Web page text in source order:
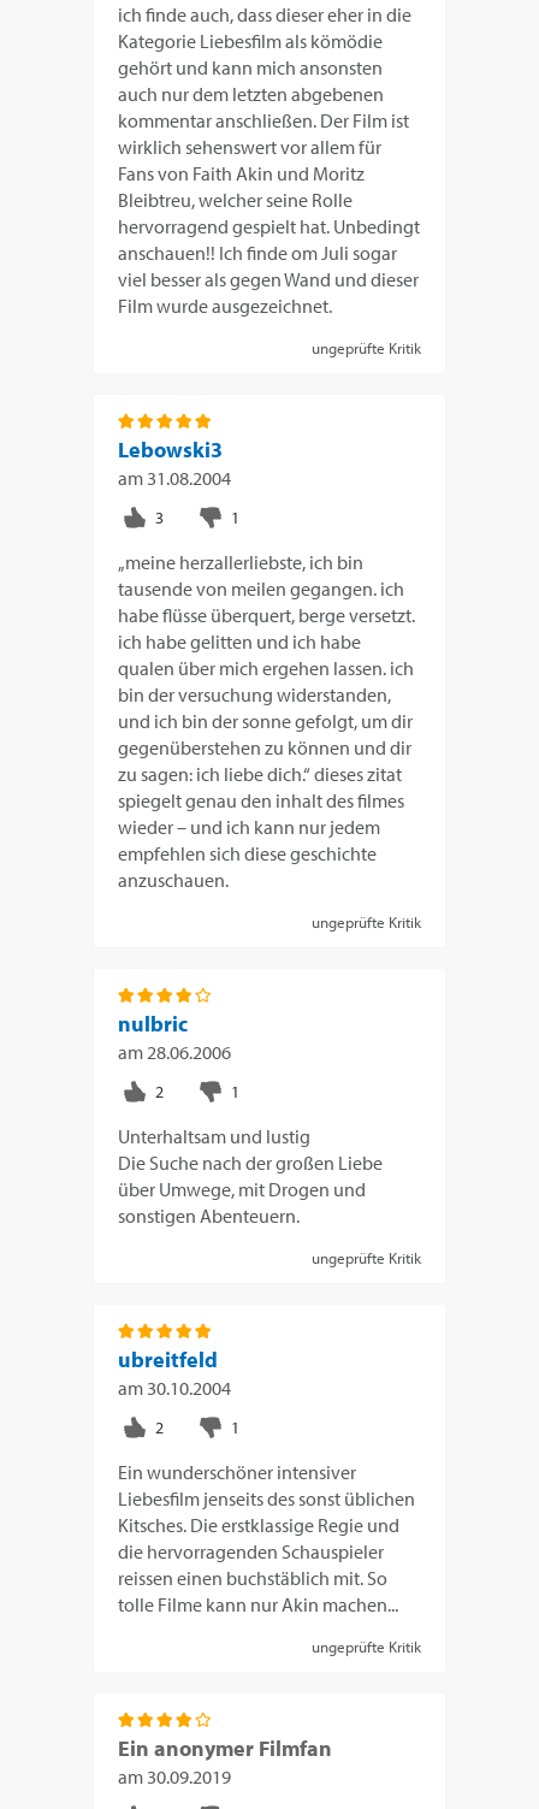
ich finde auch, dass dieser eher in die
Kategorie Liebesfilm als kömödie
gehört und kann mich ansonsten
auch nur dem letzten abgebenen
kommentar anschließen. Der Film ist
wirklich sehenswert vor allem für
Fans von Faith Akin und Moritz
Bleibtreu, welcher seine Rolle
hervorragend gespielt hat. Unbedingt
anschauen!! Ich finde om Juli sogar
viel besser als gegen Wand und dieser
Film wurde ausgezeichnet.
ungeprüfte Kritik
Lebowski3
am 31.08.2004
„meine herzallerliebste, ich bin
tausende von meilen gegangen. ich
habe flüsse überquert, berge versetzt.
ich habe gelitten und ich habe
qualen über mich ergehen lassen. ich
bin der versuchung widerstanden,
und ich bin der sonne gefolgt, um dir
gegenüberstehen zu können und dir
zu sagen: ich liebe dich.“ dieses zitat
spiegelt genau den inhalt des filmes
wieder – und ich kann nur jedem
empfehlen sich diese geschichte
anzuschauen.
ungeprüfte Kritik
nulbric
am 28.06.2006
Unterhaltsam und lustig
Die Suche nach der großen Liebe
über Umwege, mit Drogen und
sonstigen Abenteuern.
ungeprüfte Kritik
ubreitfeld
am 30.10.2004
Ein wunderschöner intensiver
Liebesfilm jenseits des sonst üblichen
Kitsches. Die erstklassige Regie und
die hervorragenden Schauspieler
reissen einen buchstäblich mit. So
tolle Filme kann nur Akin machen...
ungeprüfte Kritik
Ein anonymer Filmfan
am 30.09.2019